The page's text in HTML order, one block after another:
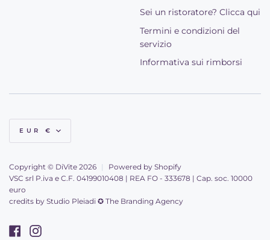
Sei un ristoratore? Clicca qui
Termini e condizioni del
servizio
Informativa sui rimborsi
Valuta
EUR €
Copyright © DiVite 2026 |
Powered by Shopify
VSC srl P.iva e C.F. 04199010408 | REA FO - 333678 | Cap. soc. 10000
euro
credits by Studio Pleiadi ✪ The Branding Agency